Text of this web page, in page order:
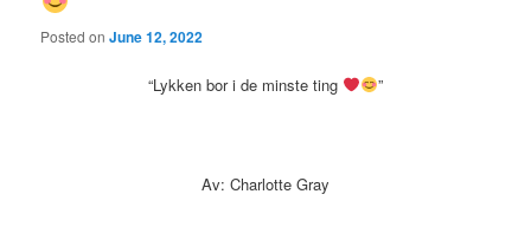
Posted onJune 12, 2022
“Lykken bor i de minste ting ”
Av: Charlotte Gray